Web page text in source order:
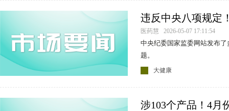
违反中央八项规定
三甲医院等
医药慧 2026-05-07 17:11:54
中央纪委国家监委网站发布
题。
大健康
涉103个产品！4月